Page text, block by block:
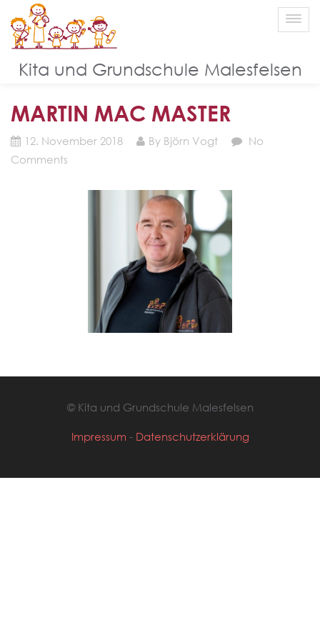
Kita und Grundschule Malesfelsen
MARTIN MAC MASTER
12. November 2018 By Björn Vogt
No
Comments
© Kita und Grundschule Malesfelsen
Impressum - Datenschutzerklärung